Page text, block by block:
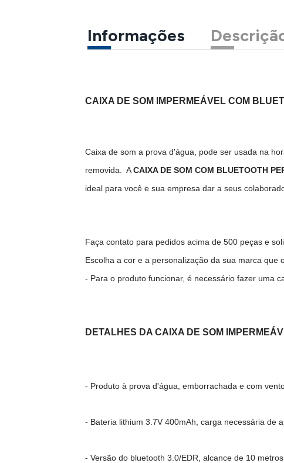
Informações
CAIXA DE SOM IMPERMEÁVEL COM
Caixa de som a prova d'água, pode ser usada na
removida. ACAIXA DE SOM COM BLUETOOTH
ideal para você e sua empresa dar a seus
Faça contato para pedidos acima de 500 peças e
Escolha a cor e a personalização da sua marca
- Para o produto funcionar, é necessário fazer uma
DETALHES DA CAIXA DE SOM
- Produto à prova d'água, emborrachada e com
- Bateria lithium 3.7V 400mAh, carga necessária de
- Versão do bluetooth 3.0/EDR, alcance de 10